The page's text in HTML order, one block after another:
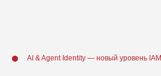
AI & Agent Identity — новый уровень IAM